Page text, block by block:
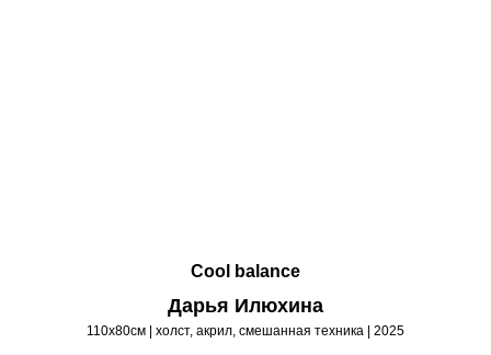
Cool balance
Дарья Илюхина
110х80см | холст, акрил, смешанная техника | 2025